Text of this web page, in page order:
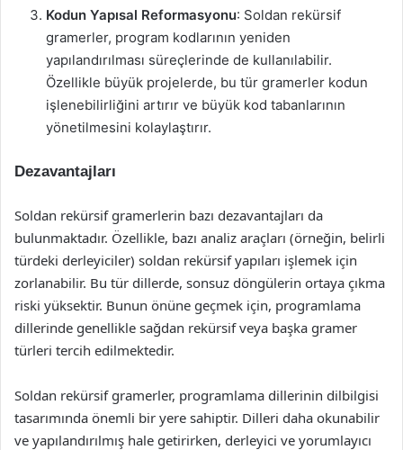
Kodun Yapısal Reformasyonu: Soldan rekürsif
gramerler, program kodlarının yeniden
yapılandırılması süreçlerinde de kullanılabilir.
Özellikle büyük projelerde, bu tür gramerler kodun
işlenebilirliğini artırır ve büyük kod tabanlarının
yönetilmesini kolaylaştırır.
Dezavantajları
Soldan rekürsif gramerlerin bazı dezavantajları da
bulunmaktadır. Özellikle, bazı analiz araçları (örneğin, belirli
türdeki derleyiciler) soldan rekürsif yapıları işlemek için
zorlanabilir. Bu tür dillerde, sonsuz döngülerin ortaya çıkma
riski yüksektir. Bunun önüne geçmek için, programlama
dillerinde genellikle sağdan rekürsif veya başka gramer
türleri tercih edilmektedir.
Soldan rekürsif gramerler, programlama dillerinin dilbilgisi
tasarımında önemli bir yere sahiptir. Dilleri daha okunabilir
ve yapılandırılmış hale getirirken, derleyici ve yorumlayıcı